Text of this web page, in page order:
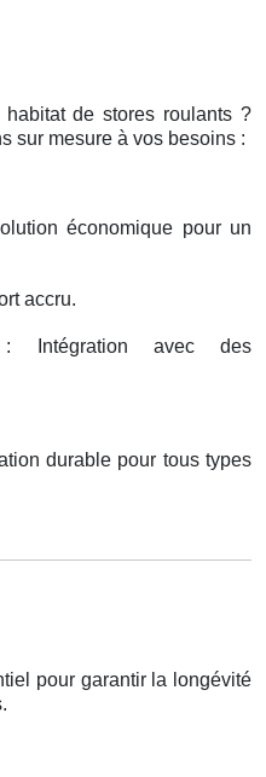
de stores roulants ?
sur mesure à vos besoins :
économique pour un
accru.
: Intégration avec des
durable pour tous types
pour garantir la longévité